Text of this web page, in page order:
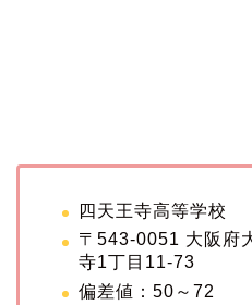
四天王寺高等学校
〒543-0051 大阪府
寺1丁目11-73
偏差値：50～72